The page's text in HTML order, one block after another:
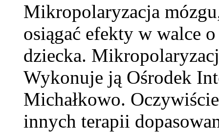
Mikropolaryzacja
osiągać efekty w walce
dziecka.
Wykonuje ją Ośrodek
Michałkowo.
innych terapii